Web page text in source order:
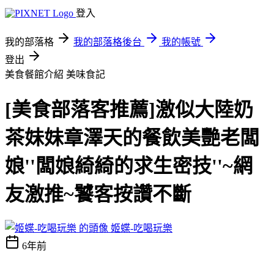
登入
我的部落格 我的部落格後台
我的帳號
登出
美食餐館介紹 美味食記
[美食部落客推薦]激似大陸奶
茶妹妹章澤天的餐飲美艷老闆
娘''闆娘綺綺的求生密技''~網
友激推~饕客按讚不斷
姬蝶-吃喝玩樂
6年前